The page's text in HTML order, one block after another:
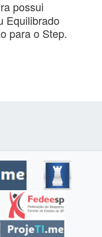
possui
Equilibrado
para o Step.